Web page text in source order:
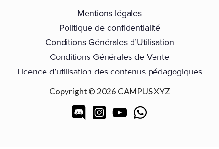
Mentions légales
Politique de confidentialité
Conditions Générales d’Utilisation
Conditions Générales de Vente
Licence d’utilisation des contenus pédagogiques
Copyright © 2026 CAMPUS XYZ